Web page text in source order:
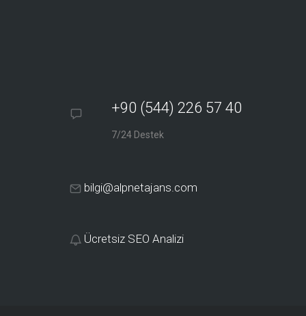
+90 (544) 226 57 40
7/24 Destek
bilgi@alpnetajans.com
Ücretsiz SEO Analizi